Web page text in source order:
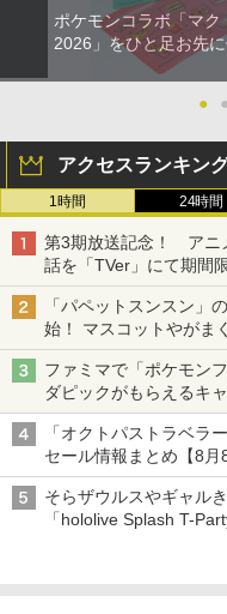
ポケモンコラボ「マ
2026」をひと足お先
● ●
アクセスランキン
1時間 24時間
第3期放送記念！ アニ
話を「TVer」にて期間
「パペットスンスン」
始！ マスコットやがま
ファミマで「ポケモン
ダピックがもらえるキ
「オクトパストラベラ
セール情報まとめ【8月
ニンテンドーeショッ
そらザウルスやギャル
「hololive Splash T-